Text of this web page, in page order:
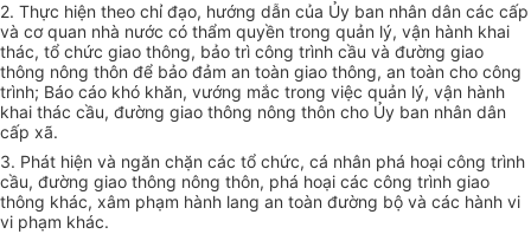
2. Thực hiện theo chỉ đạo, hướng dẫn của Ủy ban nhân dân các cấp
và cơ quan nhà nước có thẩm quyền trong quản lý, vận hành khai
thác, tổ chức giao thông, bảo trì công trình cầu và đường giao
thông nông thôn để bảo đảm an toàn giao thông, an toàn cho công
trình; Báo cáo khó khăn, vướng mắc trong việc quản lý, vận hành
khai thác cầu, đường giao thông nông thôn cho Ủy ban nhân dân
cấp xã.
3. Phát hiện và ngăn chặn các tổ chức, cá nhân phá hoại công trình
cầu, đường giao thông nông thôn, phá hoại các công trình giao
thông khác, xâm phạm hành lang an toàn đường bộ và các hành vi
vi phạm khác.